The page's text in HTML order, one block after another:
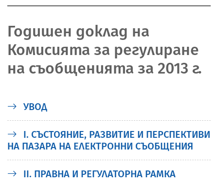
Годишен доклад на
Комисията за регулиране
на съобщенията за 2013 г.
УВОД
І. СЪСТОЯНИЕ, РАЗВИТИЕ И ПЕРСПЕКТИВИ
НА ПАЗАРА НА ЕЛЕКТРОННИ СЪОБЩЕНИЯ
II. ПРАВНА И РЕГУЛАТОРНА РАМКА